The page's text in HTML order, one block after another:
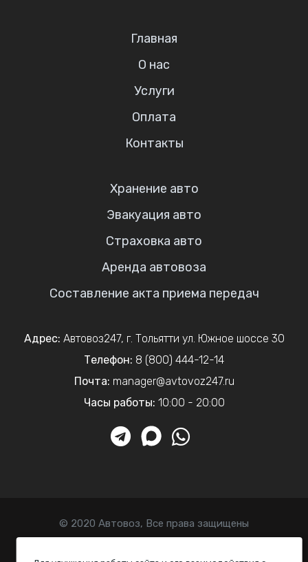
Главная
О нас
Услуги
Оплата
Контакты
Хранение авто
Эвакуация авто
Страховка авто
Аренда автовоза
Составление акта приема передач
Адрес: Автовоз247, г. Тольятти ул. Южное шоссе 30
Телефон: 8 (800) 444-12-14
Почта: manager@avtovoz247.ru
Часы работы: 10:00 - 20:00
© 2020 Автовоз, Все права защищены